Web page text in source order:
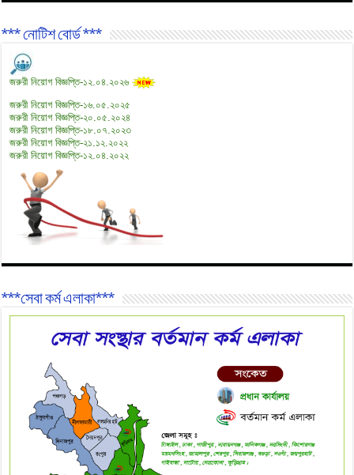
*** নোটিশ বোর্ড ***
জরুরী নিয়োগ বিজ্ঞপ্তি-১২.০৪.২০২৬
জরুরী নিয়োগ বিজ্ঞপ্তি-১৬.০৫.২০২৫
জরুরী নিয়োগ বিজ্ঞপ্তি-২০.০৫.২০২৪
জরুরী নিয়োগ বিজ্ঞপ্তি-১৮.০৭.২০২৩
জরুরী নিয়োগ বিজ্ঞপ্তি-২১.১২.২০২২
জরুরী নিয়োগ বিজ্ঞপ্তি-১২.০৪.২০২২
***সেবা কর্ম এলাকা***